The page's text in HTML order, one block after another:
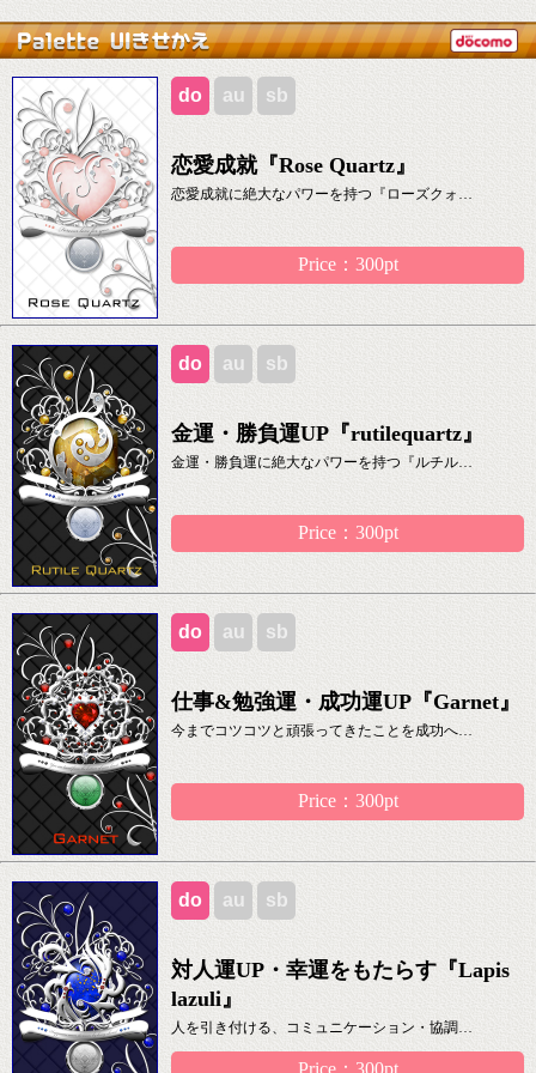
do au sb
恋愛成就『Rose Quartz』
恋愛成就に絶大なパワーを持つ『ローズクォ…
Price：300pt
do au sb
金運・勝負運UP『rutilequartz』
金運・勝負運に絶大なパワーを持つ『ルチル…
Price：300pt
do au sb
仕事&勉強運・成功運UP『Garnet』
今までコツコツと頑張ってきたことを成功へ…
Price：300pt
do au sb
対人運UP・幸運をもたらす『Lapis
lazuli』
人を引き付ける、コミュニケーション・協調…
Price：300pt